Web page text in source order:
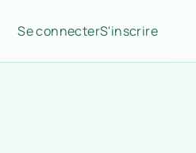
Se connecterS'inscrire